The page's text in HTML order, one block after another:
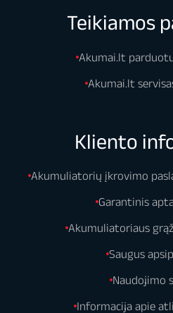
Teikiamos
Akumai.lt
Akumai.lt
Kliento
Akumuliatorių įkrovimo
Garantinis
Akumuliatoriaus
Saugus
Naudojimo
Informacija apie